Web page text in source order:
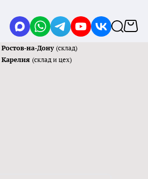
Ростов-на-Дону (склад)
Карелия (склад и цех)